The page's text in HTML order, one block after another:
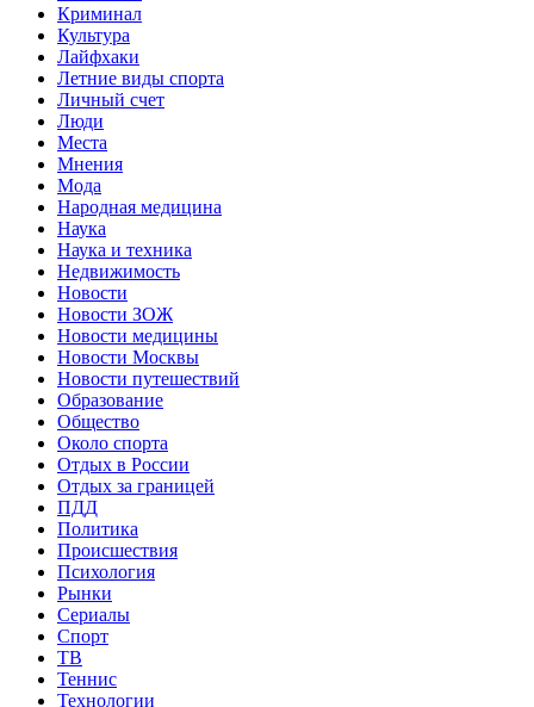
Криминал
Культура
Лайфхаки
Летние виды спорта
Личный счет
Люди
Места
Мнения
Мода
Народная медицина
Наука
Наука и техника
Недвижимость
Новости
Новости ЗОЖ
Новости медицины
Новости Москвы
Новости путешествий
Образование
Общество
Около спорта
Отдых в России
Отдых за границей
ПДД
Политика
Происшествия
Психология
Рынки
Сериалы
Спорт
ТВ
Теннис
Технологии